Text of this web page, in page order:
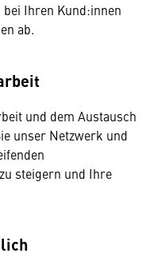
Ihren Kund:innen
ab.
und dem Austausch
unser Netzwerk und
steigern und Ihre